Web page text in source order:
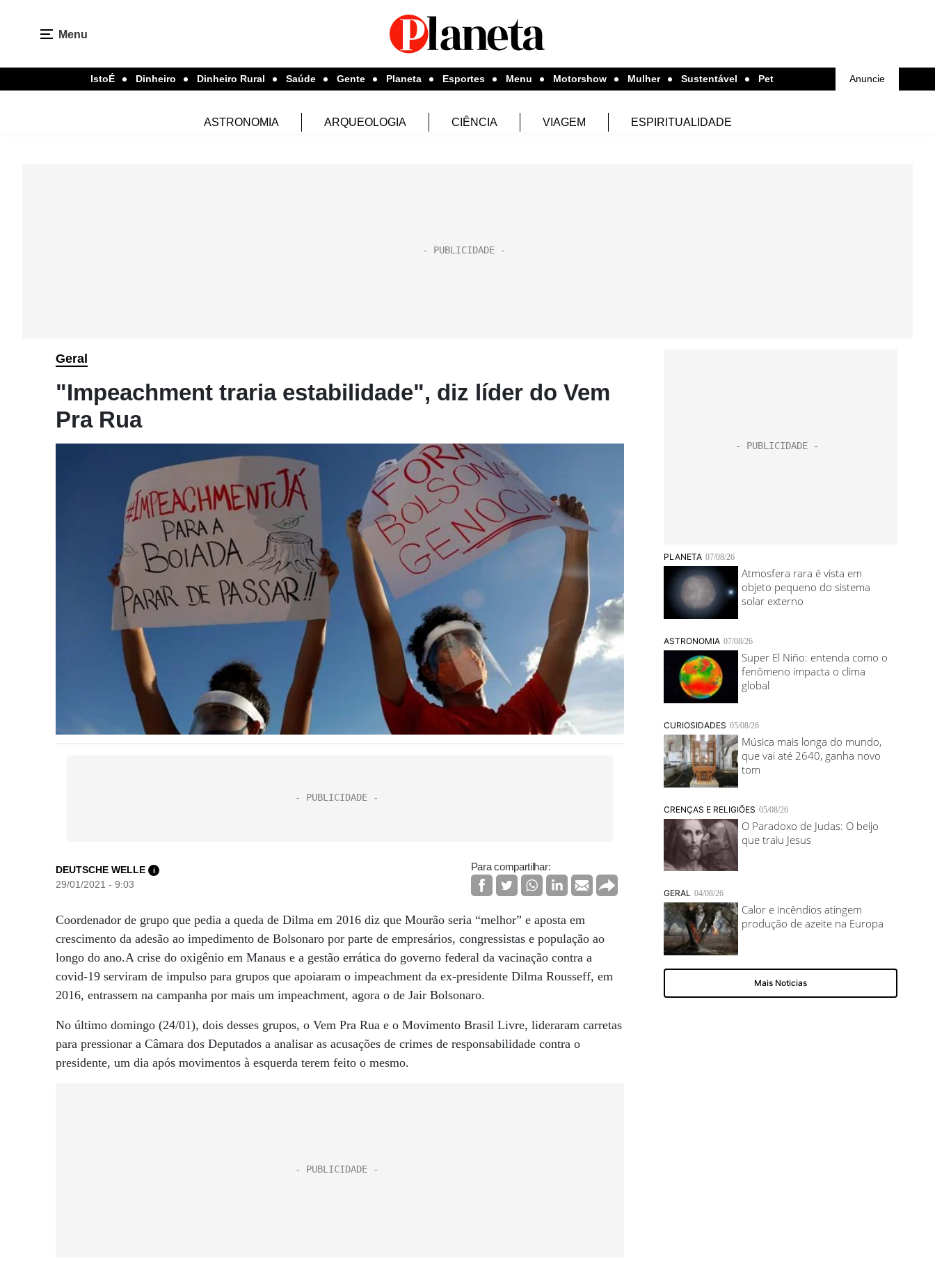
Menu
IstoÉ Dinheiro Dinheiro Rural Saúde Gente Planeta Esportes Menu Motorshow Mulher Sustentável Pet Anuncie
ASTRONOMIA ARQUEOLOGIA CIÊNCIA VIAGEM ESPIRITUALIDADE
Geral
"Impeachment traria estabilidade", diz líder do Vem
Pra Rua
DEUTSCHE WELLE i
29/01/2021 - 9:03
Para compartilhar:
Coordenador de grupo que pedia a queda de Dilma em 2016 diz que Mourão seria “melhor” e aposta em
crescimento da adesão ao impedimento de Bolsonaro por parte de empresários, congressistas e população ao
longo do ano.A crise do oxigênio em Manaus e a gestão errática do governo federal da vacinação contra a
covid-19 serviram de impulso para grupos que apoiaram o impeachment da ex-presidente Dilma Rousseff, em
2016, entrassem na campanha por mais um impeachment, agora o de Jair Bolsonaro.
No último domingo (24/01), dois desses grupos, o Vem Pra Rua e o Movimento Brasil Livre, lideraram carretas
para pressionar a Câmara dos Deputados a analisar as acusações de crimes de responsabilidade contra o
presidente, um dia após movimentos à esquerda terem feito o mesmo.